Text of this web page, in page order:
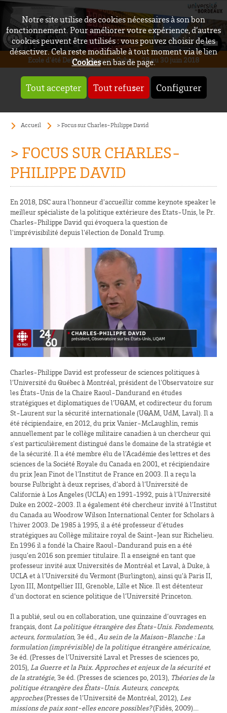
Notre site utilise des cookies nécessaires à son bon
fonctionnement. Pour améliorer votre expérience, d’autres
cookies peuvent être utilisés : vous pouvez choisir de les
désactiver. Cela reste modifiable à tout moment via le lien
Cookiesen bas de page.
Tout accepter Tout refuser Configurer
Ecole d'été Defence Security Cyber - 28 au 30 juin 2018
Accueil > Focus sur Charles-Philippe David
> FOCUS SUR CHARLES-
PHILIPPE DAVID
En 2018, DSC aura l'honneur d'accueillir comme keynote speaker le
meilleur spécialiste de la politique extérieure des Etats-Unis, le Pr.
Charles-Philippe David qui évoquera la question de
l'imprévisibilité depuis l'élection de Donald Trump.
Charles-Philippe David est professeur de sciences politiques à
l’Université du Québec à Montréal, président de l’Observatoire sur
les États-Unis de la Chaire Raoul-Dandurand en études
stratégiques et diplomatiques de l’UQAM, et codirecteur du forum
St-Laurent sur la sécurité internationale (UQAM, UdM, Laval). Il a
été récipiendaire, en 2012, du prix Vanier-McLaughlin, remis
annuellement par le collège militaire canadien à un chercheur qui
s'est particulièrement distingué dans le domaine de la stratégie et
de la sécurité. Il a été membre élu de l’Académie des lettres et des
sciences de la Société Royale du Canada en 2001, et récipiendaire
du prix Jean Finot de l’Institut de France en 2003. Il a reçu la
bourse Fulbright à deux reprises, d’abord à l’Université de
Californie à Los Angeles (UCLA) en 1991-1992, puis à l’Université
Duke en 2002-2003. Il a également été chercheur invité à l’Institut
du Canada au Woodrow Wilson International Center for Scholars à
l’hiver 2003. De 1985 à 1995, il a été professeur d’études
stratégiques au Collège militaire royal de Saint-Jean sur Richelieu.
En 1996 il a fondé la Chaire Raoul-Dandurand puis en a été
jusqu’en 2016 son premier titulaire. Il a enseigné en tant que
professeur invité aux Universités de Montréal et Laval, à Duke, à
UCLA et à l’Université du Vermont (Burlington), ainsi qu’à Paris II,
Lyon III, Montpellier III, Grenoble, Lille et Nice. Il est détenteur
d’un doctorat en science politique de l’Université Princeton.
Il a publié, seul ou en collaboration, une quinzaine d’ouvrages en
français, dontLa politique étrangère des États-Unis. Fondements,
acteurs, formulation, 3e éd., Au sein de la Maison-Blanche : La
formulation (imprévisible) de la politique étrangère américaine,
3e éd. (Presses de l’Université Laval et Presses de sciences po,
2015), La Guerre et la Paix. Approches et enjeux de la sécurité et
de la stratégie, 3e éd. (Presses de sciences po, 2013), Théories de la
politique étrangère des États-Unis. Auteurs, concepts,
approches(Presses de l'Université de Montréal, 2012), Les
missions de paix sont-elles encore possibles?(Fidès, 2009)….